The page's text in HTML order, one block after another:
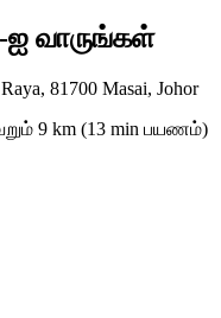
வாருங்கள்
81700 Masai, Johor
9 km (13 min பயணம்)